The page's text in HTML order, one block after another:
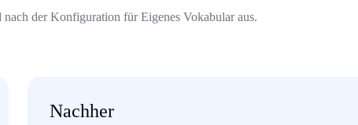
nach der Konfiguration für Eigenes Vokabular aus.
Nachher